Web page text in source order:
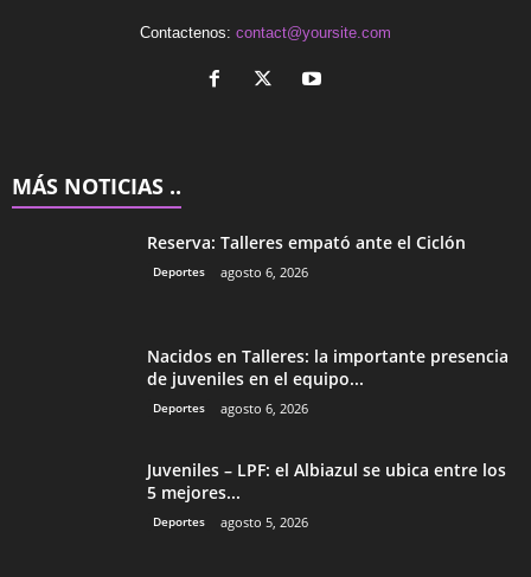
Contactenos: contact@yoursite.com
MÁS NOTICIAS ..
Reserva: Talleres empató ante el Ciclón
Deportes agosto 6, 2026
Nacidos en Talleres: la importante presencia
de juveniles en el equipo...
Deportes agosto 6, 2026
Juveniles – LPF: el Albiazul se ubica entre los
5 mejores...
Deportes agosto 5, 2026